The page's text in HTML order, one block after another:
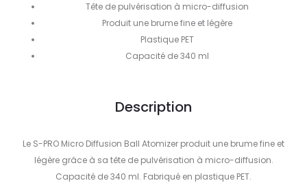
Tête de pulvérisation à micro-diffusion
Produit une brume fine et légère
Plastique PET
Capacité de 340 ml
Description
Le S-PRO Micro Diffusion Ball Atomizer produit une brume fine et
légère grâce à sa tête de pulvérisation à micro-diffusion.
Capacité de 340 ml. Fabriqué en plastique PET.